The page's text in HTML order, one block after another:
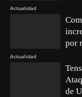
Actualidad
Actualidad
por
de